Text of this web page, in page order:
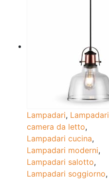
Lampadari, Lampadari
camera da letto,
Lampadari cucina,
Lampadari moderni,
Lampadari salotto,
Lampadari soggiorno,